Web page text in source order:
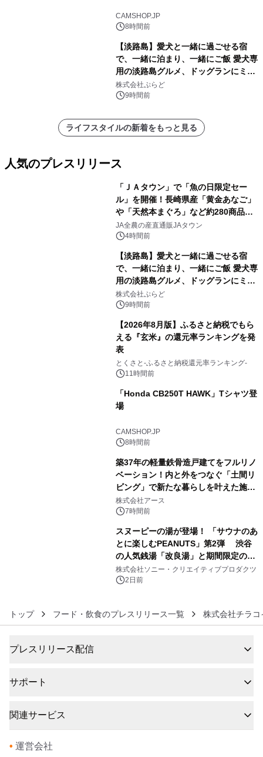
CAMSHOP.JP
8時間前
【淡路島】愛犬と一緒に過ごせる宿
で、一緒に泊まり、一緒にご飯 愛犬専
用の淡路島グルメ、ドッグランにミニ
プール グランピングとトレーラーハウ
スの2施設で
株式会社ぷらど
9時間前
ライフスタイルの新着をもっと見る
人気のプレスリリース
「ＪＡタウン」で「魚の日限定セー
ル」を開催！長崎県産「黄金あなご」
や「天然本まぐろ」など約280商品を
販売！～毎月１０日の定例企画～
JA全農の産直通販JAタウン
4時間前
【淡路島】愛犬と一緒に過ごせる宿
で、一緒に泊まり、一緒にご飯 愛犬専
用の淡路島グルメ、ドッグランにミニ
プール グランピングとトレーラーハウ
スの2施設で
株式会社ぷらど
9時間前
【2026年8月版】ふるさと納税でもら
える『玄米』の還元率ランキングを発
表
とくさと-ふるさと納税還元率ランキング-
11時間前
「Honda CB250T HAWK」Tシャツ登
場
CAMSHOP.JP
8時間前
築37年の軽量鉄骨造戸建てをフルリノ
ベーション！内と外をつなぐ「土間リ
ビング」で新たな暮らしを叶えた施工
事例を株式会社アースが公開
株式会社アース
7時間前
スヌーピーの湯が登場！ 「サウナのあ
とに楽しむPEANUTS」第2弾 渋谷
の人気銭湯「改良湯」と期間限定のコ
ラボレーション サウナイキタイコラ
ボグッズも発売決定！
株式会社ソニー・クリエイティブプロダクツ
2日前
トップ フード・飲食のプレスリリース一覧 株式会社チラコ
プレスリリース配信
サポート
関連サービス
• 運営会社